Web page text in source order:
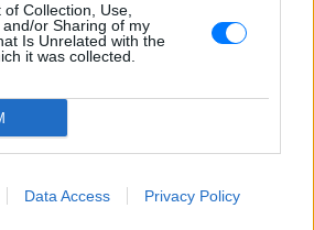
Collection, Use,
or Sharing of my
Is Unrelated with the
it was collected.
Data Access Privacy Policy
την έκανε γνωστή, η Ελίζαμπεθ Ντέστα
εντυπωσίασε ξανά με μια λαμπερή
μεταμόρφωση
οικογένειά του μετά το
σοκαριστικό live στο TikTok
Ο 48χρονος blogger νοσηλεύεται σε
νοσοκομείο μετά το περιστατικό που